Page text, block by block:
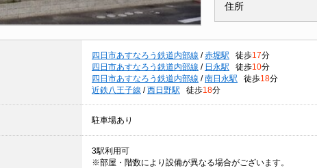
住所
四日市あすなろう鉄道内部線 / 赤堀駅 徒歩17分
四日市あすなろう鉄道内部線 / 日永駅 徒歩10分
四日市あすなろう鉄道内部線 / 南日永駅 徒歩18分
近鉄八王子線 / 西日野駅 徒歩18分
駐車場あり
3駅利用可
※部屋・階数により設備が異なる場合がございます。